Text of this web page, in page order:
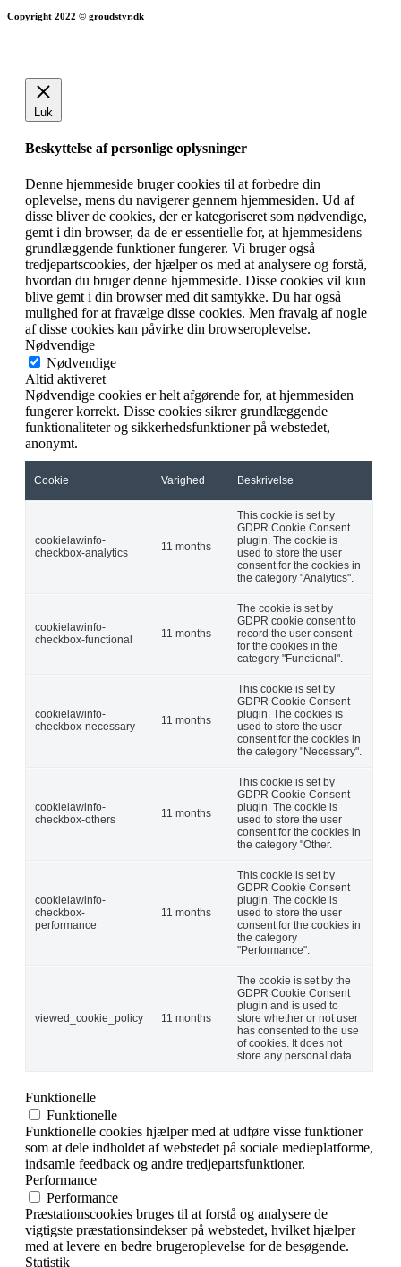
Copyright 2022 © groudstyr.dk
Luk
Beskyttelse af personlige oplysninger
Denne hjemmeside bruger cookies til at forbedre din
oplevelse, mens du navigerer gennem hjemmesiden. Ud af
disse bliver de cookies, der er kategoriseret som nødvendige,
gemt i din browser, da de er essentielle for, at hjemmesidens
grundlæggende funktioner fungerer. Vi bruger også
tredjepartscookies, der hjælper os med at analysere og forstå,
hvordan du bruger denne hjemmeside. Disse cookies vil kun
blive gemt i din browser med dit samtykke. Du har også
mulighed for at fravælge disse cookies. Men fravalg af nogle
af disse cookies kan påvirke din browseroplevelse.
Nødvendige
Nødvendige
Altid aktiveret
Nødvendige cookies er helt afgørende for, at hjemmesiden
fungerer korrekt. Disse cookies sikrer grundlæggende
funktionaliteter og sikkerhedsfunktioner på webstedet,
anonymt.
Cookie Varighed Beskrivelse
cookielawinfo-
checkbox-analytics
11 months
This cookie is set by
GDPR Cookie Consent
plugin. The cookie is
used to store the user
consent for the cookies in
the category "Analytics".
cookielawinfo-
checkbox-functional
11 months
The cookie is set by
GDPR cookie consent to
record the user consent
for the cookies in the
category "Functional".
cookielawinfo-
checkbox-necessary
11 months
This cookie is set by
GDPR Cookie Consent
plugin. The cookies is
used to store the user
consent for the cookies in
the category "Necessary".
cookielawinfo-
checkbox-others
11 months
This cookie is set by
GDPR Cookie Consent
plugin. The cookie is
used to store the user
consent for the cookies in
the category "Other.
cookielawinfo-
checkbox-
performance
11 months
This cookie is set by
GDPR Cookie Consent
plugin. The cookie is
used to store the user
consent for the cookies in
the category
"Performance".
viewed_cookie_policy 11 months
The cookie is set by the
GDPR Cookie Consent
plugin and is used to
store whether or not user
has consented to the use
of cookies. It does not
store any personal data.
Funktionelle
Funktionelle
Funktionelle cookies hjælper med at udføre visse funktioner
som at dele indholdet af webstedet på sociale medieplatforme,
indsamle feedback og andre tredjepartsfunktioner.
Performance
Performance
Præstationscookies bruges til at forstå og analysere de
vigtigste præstationsindekser på webstedet, hvilket hjælper
med at levere en bedre brugeroplevelse for de besøgende.
Statistik